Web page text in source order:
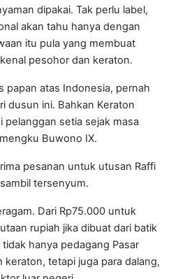
dipakai. Tak perlu label,
akan tahu hanya dengan
itu pula yang membuat
pesohor dan keraton.
papan atas Indonesia, pernah
dusun ini. Bahkan Keraton
pelanggan setia sejak masa
Buwono IX.
pesanan untuk utusan Raffi
tersenyum.
Dari Rp75.000 untuk
rupiah jika dibuat dari batik
hanya pedagang Pasar
keraton, tetapi juga para dalang,